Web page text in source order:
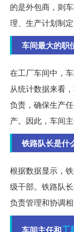
的是外包商，则
理、生产计划制定
车间最大的职
在工厂车间中，
从统计数据来看
负责，确保生产
产。因此，车间
铁路队长是什
根据数据显示，
级干部。铁路队
负责管理和协调
车间主任和工